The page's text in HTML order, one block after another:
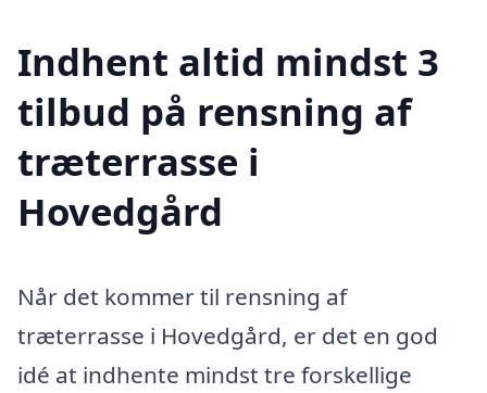
Indhent altid mindst 3
tilbud på rensning af
træterrasse i
Hovedgård
Når det kommer til rensning af
træterrasse i Hovedgård, er det en god
idé at indhente mindst tre forskellige